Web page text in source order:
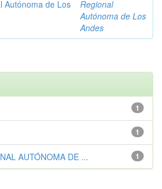
Autónoma de Los
Regional
Autónoma de Los
Andes
1
1
1
AUTÓNOMA DE ...